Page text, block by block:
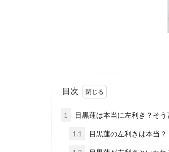
目次
1 目黒蓮は本当に左利き？そ
1.1 目黒蓮の左利きは本当？